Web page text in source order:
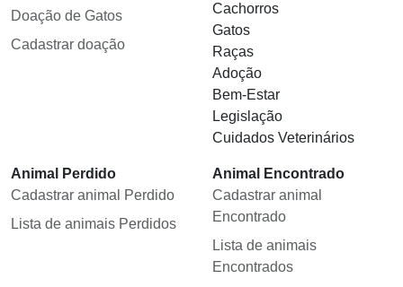
Doação de Gatos
Cadastrar doação
Cachorros
Gatos
Raças
Adoção
Bem-Estar
Legislação
Cuidados Veterinários
Animal Perdido
Cadastrar animal Perdido
Lista de animais Perdidos
Animal Encontrado
Cadastrar animal
Encontrado
Lista de animais
Encontrados